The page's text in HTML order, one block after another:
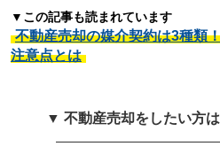
▼この記事も読まれています
不動産売却の媒介契約は3種類
注意点とは
▼ 不動産売却をしたい方